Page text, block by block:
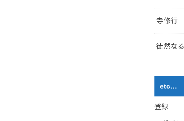
寺修行
徒然な
etc…
登録